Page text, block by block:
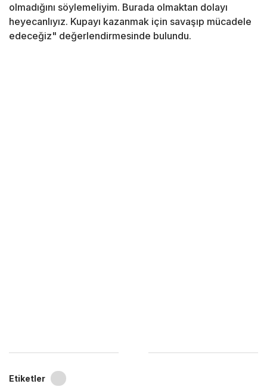
olmadığını söylemeliyim. Burada olmaktan dolayı
heyecanlıyız. Kupayı kazanmak için savaşıp mücadele
edeceğiz" değerlendirmesinde bulundu.
Etiketler